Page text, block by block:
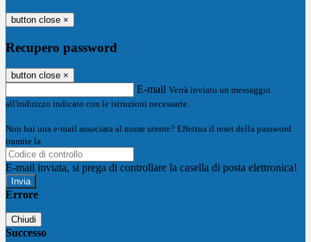
button close ×
Recupero password
button close ×
E-mail Verrà inviato un messaggio
all'indirizzo indicato con le istruzioni necessarie.
Non hai una e-mail associata al nome utente? Effettua il reset della password
tramite la
E-mail inviata, si prega di controllare la casella di posta elettronica!
Errore
Chiudi
Successo